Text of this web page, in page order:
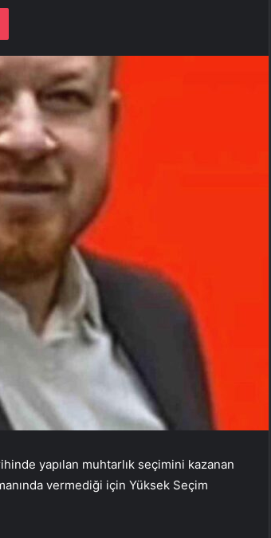
Pocket
yapılan muhtarlık seçimini kazanan
vermediği için Yüksek Seçim